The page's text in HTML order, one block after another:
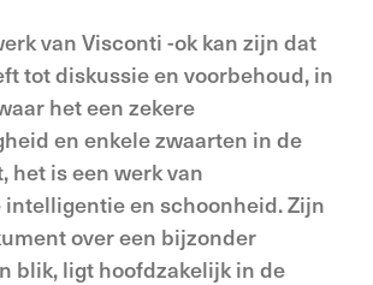
van Visconti -ok kan zijn dat
tot diskussie en voorbehoud, in
het een zekere
en enkele zwaarten in de
het is een werk van
en schoonheid. Zijn
over een bijzonder
blik, ligt hoofdzakelijk in de